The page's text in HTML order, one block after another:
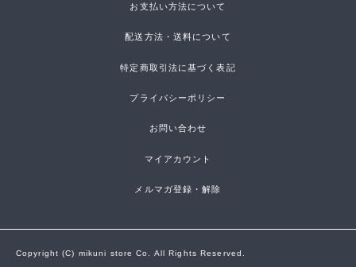
お支払い方法について
配送方法・送料について
特定商取引法に基づく表記
プライバシーポリシー
お問い合わせ
マイアカウント
メルマガ登録・解除
Copyright (C) mikuni store Co. All Rights Reserved.